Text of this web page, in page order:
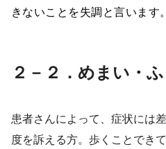
きないことを失調と言います。
２－２．めまい・
患者さんによって、症状には
度を訴える方。歩くことでき